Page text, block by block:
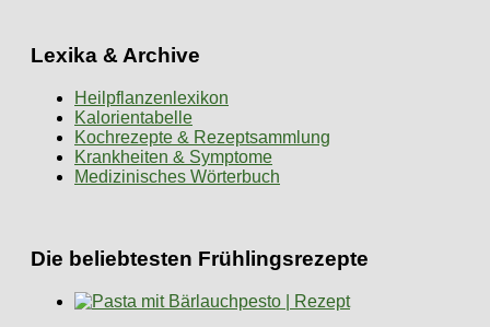
Lexika & Archive
Heilpflanzenlexikon
Kalorientabelle
Kochrezepte & Rezeptsammlung
Krankheiten & Symptome
Medizinisches Wörterbuch
Die beliebtesten Frühlingsrezepte